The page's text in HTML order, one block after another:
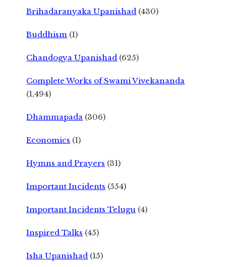
Brihadaranyaka Upanishad (430)
Buddhism (1)
Chandogya Upanishad (625)
Complete Works of Swami Vivekananda
(1,494)
Dhammapada (306)
Economics (1)
Hymns and Prayers (31)
Important Incidents (554)
Important Incidents Telugu (4)
Inspired Talks (45)
Isha Upanishad (15)